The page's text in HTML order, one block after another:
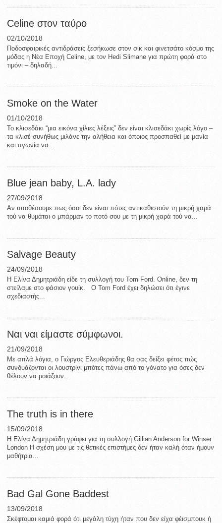
Celine στον ταύρο
02/10/2018
Ποδοσφαιρικές αντιδράσεις ξεσήκωσε στον σικ και φινετσάτο κόσμο της
μόδας η Νέα Εποχή Celine, με τον Hedi Slimane για πρώτη φορά στο
τιμόνι – δηλαδή...
Smoke on the Water
01/10/2018
Το κλισεδάκι “μια εικόνα χίλιες λέξεις” δεν είναι κλισεδάκι χωρίς λόγο –
τα κλισέ συνήθως μιλάνε την αλήθεια και όποιος προσπαθεί με μανία
και αγωνία να...
Blue jean baby, L.A. lady
27/09/2018
Αν υποθέσουμε πως όσοι δεν είναι πότες αντικαθιστούν τη μικρή χαρά
τού να θυμάται ο μπάρμαν το ποτό σου με τη μικρή χαρά τού να...
Salvage Beauty
24/09/2018
Η Ελίνα Δημητριάδη είδε τη συλλογή του Tom Ford. Online, δεν τη
στείλαμε στο φάσιον γουίκ. O Tom Ford έχει δηλώσει ότι έγινε
σχεδιαστής...
Ναι ναι είμαστε σύμφωνοι.
21/09/2018
Με απλά λόγια, ο Γιώργος Ελευθεριάδης θα σας δείξει φέτος πώς
συνδυάζονται οι λουστρίνι μπότες πάνω από το γόνατο για όσες δεν
θέλουν να μοιάζουν...
The truth is in there
15/09/2018
H Ελίνα Δημητριάδη γράφει για τη συλλογή Gillian Anderson for Winser
London Η σχέση μου με τις θετικές επιστήμες δεν ήταν καλή όταν ήμουν
μαθήτρια...
Bad Gal Gone Baddest
13/09/2018
Σκέφτομαι καμιά φορά ότι μεγάλη τύχη ήταν που δεν είχα φέισμπουκ ή